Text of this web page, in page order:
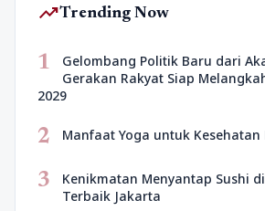
trending_upTrending Now
1
Gelombang Politik Baru dari
Gerakan Rakyat Siap
2029
2 Manfaat Yoga untuk
3
Kenikmatan Menyantap Sushi
Terbaik Jakarta